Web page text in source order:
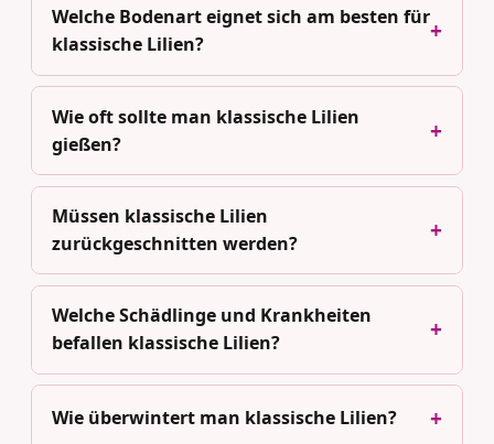
Welche Bodenart eignet sich am besten für
klassische Lilien?
Wie oft sollte man klassische Lilien
gießen?
Müssen klassische Lilien
zurückgeschnitten werden?
Welche Schädlinge und Krankheiten
befallen klassische Lilien?
Wie überwintert man klassische Lilien?